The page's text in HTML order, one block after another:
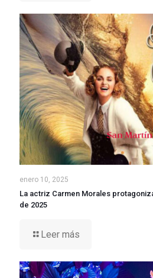
enero 10, 2025
La actriz Carmen Morales
de 2025
Leer más